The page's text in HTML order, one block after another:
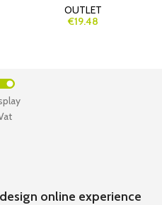
OUTLET
€19.48
online experience